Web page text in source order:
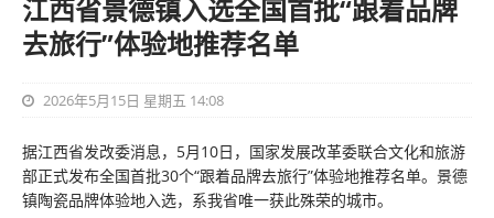
江西省景德镇入选全国首批“跟着品牌
去旅行”体验地推荐名单
2026年5月15日 星期五 14:08
据江西省发改委消息，5月10日，国家发展改革委联合文化和旅游
部正式发布全国首批30个“跟着品牌去旅行”体验地推荐名单。景德
镇陶瓷品牌体验地入选，系我省唯一获此殊荣的城市。